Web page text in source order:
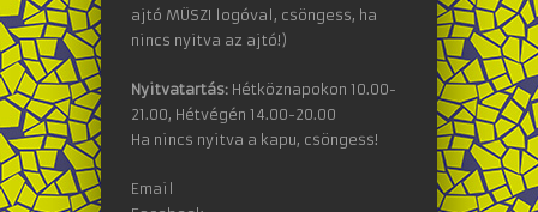
ajtó MÜSZI logóval, csöngess, ha
nincs nyitva az ajtó!)
Nyitvatartás: Hétköznapokon 10.00-
21.00, Hétvégén 14.00-20.00
Ha nincs nyitva a kapu, csöngess!
Email